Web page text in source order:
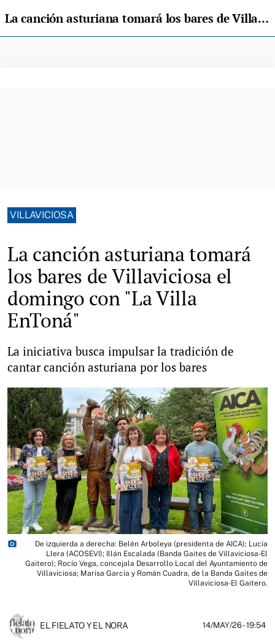
La canción asturiana tomará los bares de Villaviciosa el domingo con "La Villa EnToná"
VILLAVICIOSA
La canción asturiana tomará
los bares de Villaviciosa el
domingo con "La Villa
EnToná"
La iniciativa busca impulsar la tradición de
cantar canción asturiana por los bares
photo_camera
De izquierda a derecha: Belén Arboleya (presidenta de AICA); Lucía
Llera (ACOSEVI); Illán Escalada (Banda Gaites de Villaviciosa-El
Gaitero); Rocío Vega, concejala Desarrollo Local del Ayuntamiento de
Villaviciosa; Marisa García y Román Cuadra, de la Banda Gaites de
Villaviciosa-El Gaitero.
EL FIELATO Y EL NORA 14/MAY/26- 19:54